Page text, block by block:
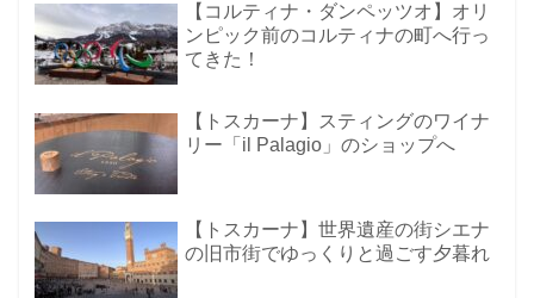
【コルティナ・ダンペッツオ】オリ
ンピック前のコルティナの町へ行っ
てきた！
【トスカーナ】スティングのワイナ
リー「il Palagio」のショップへ
【トスカーナ】世界遺産の街シエナ
の旧市街でゆっくりと過ごす夕暮れ